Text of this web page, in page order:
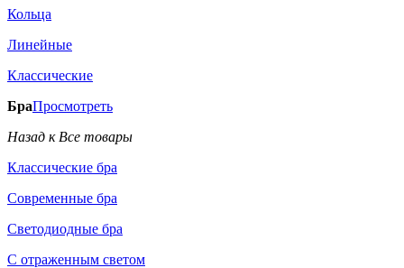
Кольца
Линейные
Классические
БраПросмотреть
Назад к Все товары
Классические бра
Современные бра
Светодиодные бра
С отраженным светом